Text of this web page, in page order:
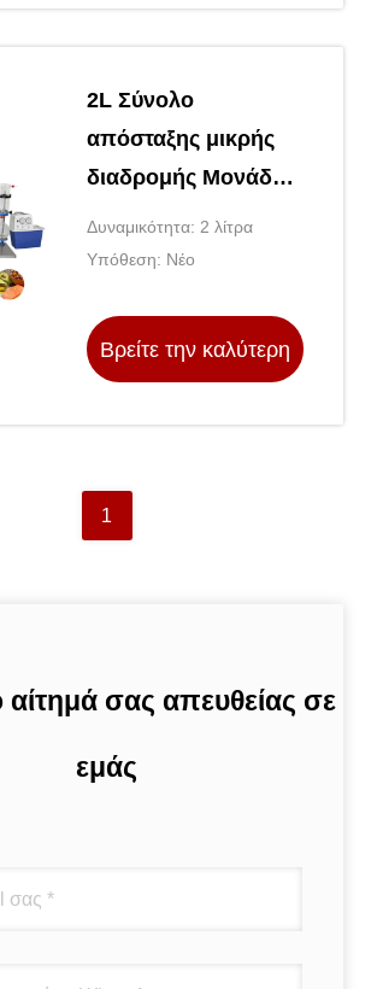
2L Σύνολο
απόσταξης μικρής
διαδρομής Μονάδα
μοριακής απόσταξης
κενού
Δυναμικότητα: 2 λίτρα
Υπόθεση: Νέο
Βρείτε την καλύτερη
1
αίτημά σας απευθείας σε
εμάς